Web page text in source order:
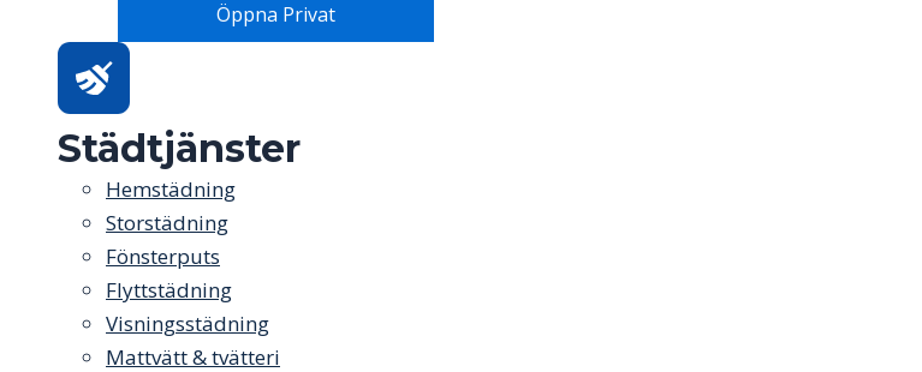
Öppna Privat
Städtjänster
Hemstädning
Storstädning
Fönsterputs
Flyttstädning
Visningsstädning
Mattvätt & tvätteri